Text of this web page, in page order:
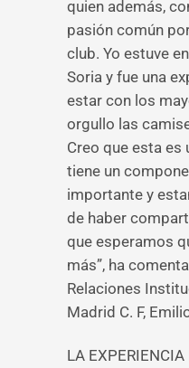
quien además,
pasión común
club. Yo estuve
Soria y fue una
estar con los
orgullo las
Creo que esta es
tiene un
importante y
de haber
que esperamos
más”, ha
Relaciones
Madrid C. F,
LA EXPERIENCIA